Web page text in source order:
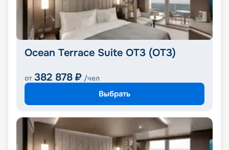
Ocean Terrace Suite OT3 (OT3)
от 382 878 ₽ /чел
Выбрать